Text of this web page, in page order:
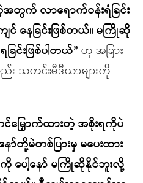
က် လာရောက်ဝန်းရံခြင်း
င် နေခြင်းဖြစ်တယ်။ မကြိုဆို
ြင်းဖြစ်ပါတယ်” ဟု အခြား
သတင်းမီဒီယာများကို
မြှောက်ထားတဲ့ အစိုးရကိုပဲ
ာ်တို့မဲတစ်ပြားမှ မပေးထား
ကို ပေါ့နော် မကြိုဆိုနိုင်ဘူးလို့